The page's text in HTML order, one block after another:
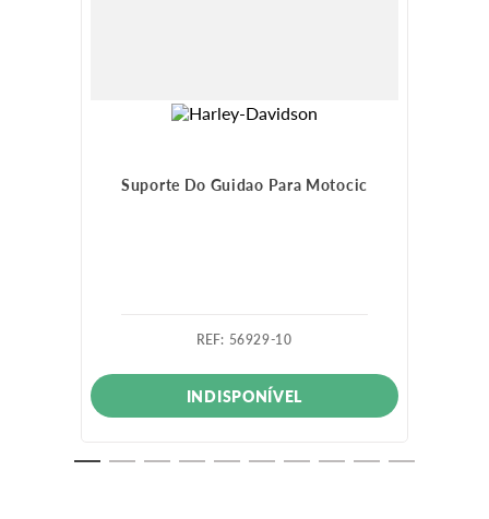
Suporte Do Guidao Para Motocic
: 56929-10
INDISPONÍVEL